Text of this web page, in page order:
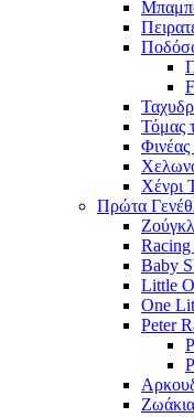
Τόμας
Χένρι
Πρώτα
Baby
Little
One
Peter